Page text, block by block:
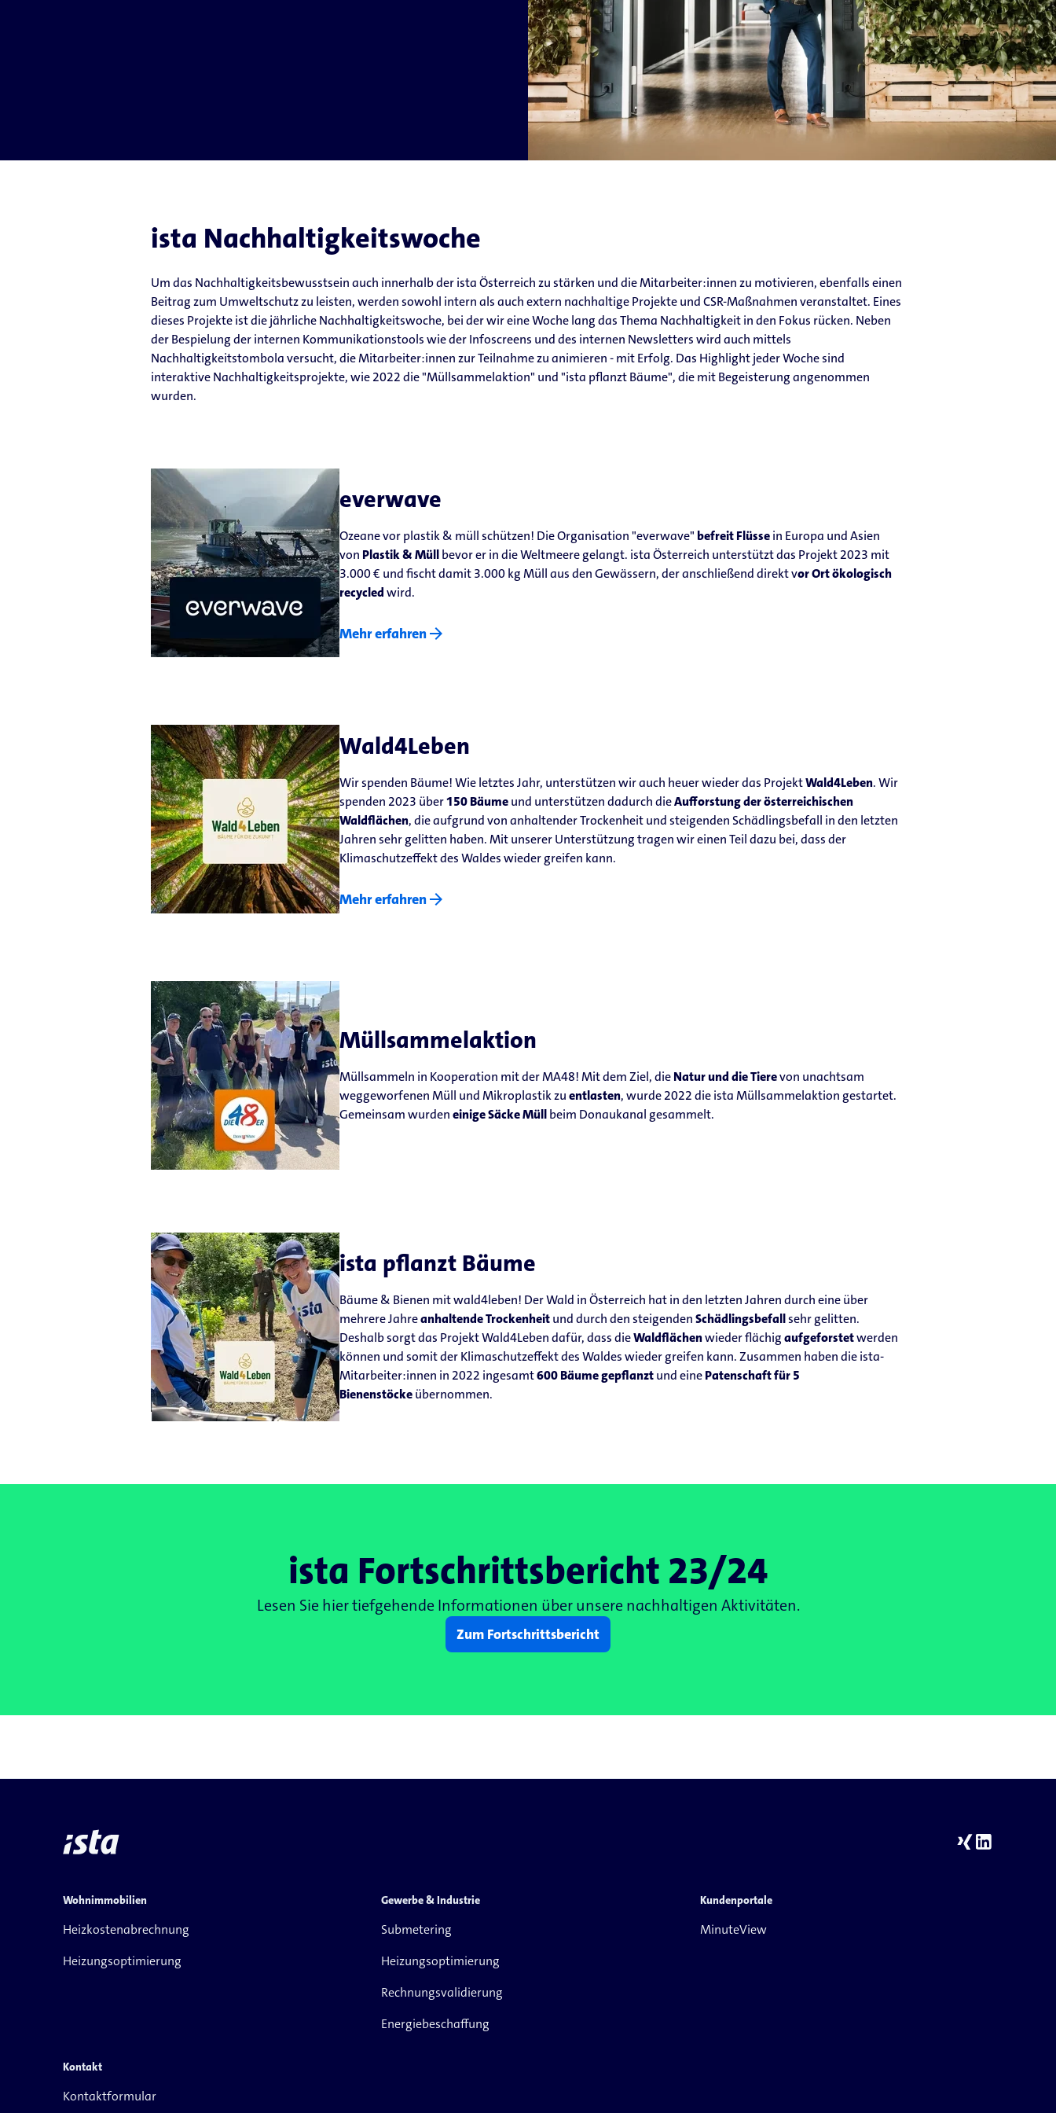
ista Nachhaltigkeitswoche
Um das Nachhaltigkeitsbewusstsein auch innerhalb der ista Österreich zu stärken und die Mitarbeiter:innen zu motivieren, ebenfalls einen
Beitrag zum Umweltschutz zu leisten, werden sowohl intern als auch extern nachhaltige Projekte und CSR-Maßnahmen veranstaltet. Eines
dieses Projekte ist die jährliche Nachhaltigkeitswoche, bei der wir eine Woche lang das Thema Nachhaltigkeit in den Fokus rücken. Neben
der Bespielung der internen Kommunikationstools wie der Infoscreens und des internen Newsletters wird auch mittels
Nachhaltigkeitstombola versucht, die Mitarbeiter:innen zur Teilnahme zu animieren - mit Erfolg. Das Highlight jeder Woche sind
interaktive Nachhaltigkeitsprojekte, wie 2022 die "Müllsammelaktion" und "ista pflanzt Bäume", die mit Begeisterung angenommen
wurden.
everwave
Ozeane vor plastik & müll schützen! Die Organisation "everwave" befreit Flüssein Europa und Asien
von Plastik & Müllbevor er in die Weltmeere gelangt. ista Österreich unterstützt das Projekt 2023 mit
3.000 € und fischt damit 3.000 kg Müll aus den Gewässern, der anschließend direkt vor Ort ökologisch
recycledwird.
Mehr erfahrenarrow_forward
Wald4Leben
Wir spenden Bäume! Wie letztes Jahr, unterstützen wir auch heuer wieder das ProjektWald4Leben. Wir
spenden 2023 über150 Bäumeund unterstützen dadurch dieAufforstung der österreichischen
Waldflächen, die aufgrund von anhaltender Trockenheit und steigenden Schädlingsbefall in den letzten
Jahren sehr gelitten haben. Mit unserer Unterstützung tragen wir einen Teil dazu bei, dass der
Klimaschutzeffekt des Waldes wieder greifen kann.
Mehr erfahrenarrow_forward
Müllsammelaktion
Müllsammeln in Kooperation mit der MA48! Mit dem Ziel, dieNatur und die Tierevon unachtsam
weggeworfenen Müll und Mikroplastik zuentlasten, wurde 2022 die ista Müllsammelaktion gestartet.
Gemeinsam wurdeneinige Säcke Müllbeim Donaukanal gesammelt.
ista pflanzt Bäume
Bäume & Bienen mit wald4leben! Der Wald in Österreich hat in den letzten Jahren durch eine über
mehrere Jahreanhaltende Trockenheitund durch den steigendenSchädlingsbefallsehr gelitten.
Deshalb sorgt das Projekt Wald4Leben dafür, dass dieWaldflächenwieder flächigaufgeforstetwerden
können und somit der Klimaschutzeffekt des Waldes wieder greifen kann. Zusammen haben die ista-
Mitarbeiter:innen in 2022 ingesamt600 Bäume gepflanztund einePatenschaft für 5
Bienenstöckeübernommen.
ista Fortschrittsbericht 23/24
Lesen Sie hier tiefgehende Informationen über unsere nachhaltigen Aktivitäten.
Zum Fortschrittsbericht
Wohnimmobilien
Heizkostenabrechnung
Heizungsoptimierung
Gewerbe & Industrie
Submetering
Heizungsoptimierung
Rechnungsvalidierung
Energiebeschaffung
Kundenportale
MinuteView
Kontakt
Kontaktformular